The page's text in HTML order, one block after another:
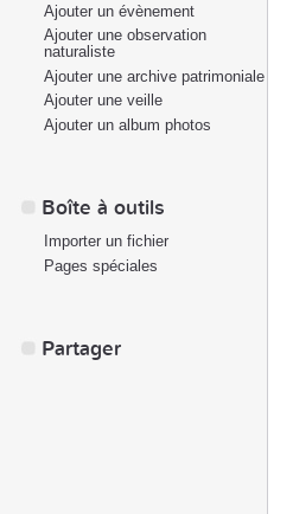
Ajouter un évènement
Ajouter une observation
naturaliste
Ajouter une archive patrimoniale
Ajouter une veille
Ajouter un album photos
Boîte à outils
Importer un fichier
Pages spéciales
Partager